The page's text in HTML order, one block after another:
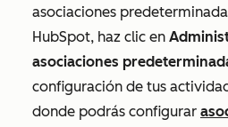
asociaciones
HubSpot, haz clic en
asociaciones
configuración de tus
donde podrás configurar